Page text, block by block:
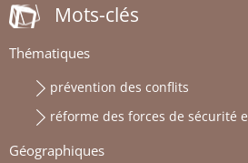
Mots-clés
Thématiques
prévention des conflits
réforme des forces de sécurité
Géographiques